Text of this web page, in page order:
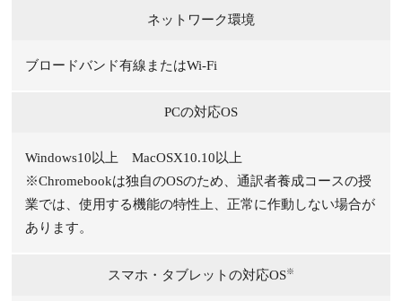
ネットワーク環境
ブロードバンド有線またはWi-Fi
PCの対応OS
Windows10以上
MacOSX10.10以上
※Chromebookは独自のOSのため、通訳者養成コースの授
業では、使用する機能の特性上、正常に作動しない場合が
あります。
スマホ・タブレットの対応OS※